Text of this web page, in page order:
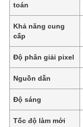
toán
Khả năng cung
cấp
Độ phân giải pixel
Nguồn dẫn
Độ sáng
Tốc độ làm mới